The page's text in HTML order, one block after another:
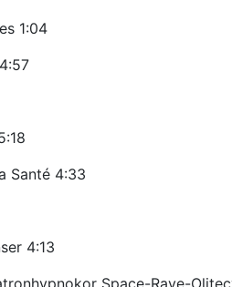
1:04
Santé 4:33
4:13
Space-Rave-